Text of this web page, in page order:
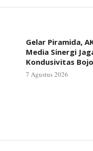
Gelar Piramida,
Media Sinergi
Kondusivitas
7 Agustus 2026